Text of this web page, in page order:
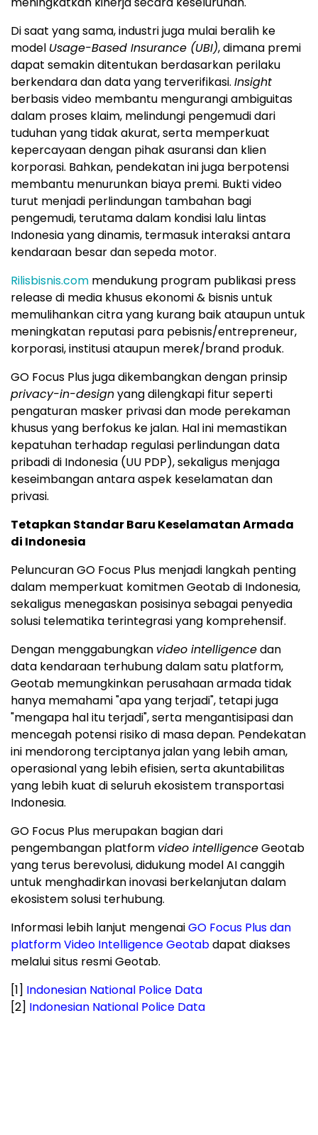
Di saat yang sama, industri juga mulai beralih ke
model Usage-Based Insurance (UBI), dimana premi
dapat semakin ditentukan berdasarkan perilaku
berkendara dan data yang terverifikasi. Insight
berbasis video membantu mengurangi ambiguitas
dalam proses klaim, melindungi pengemudi dari
tuduhan yang tidak akurat, serta memperkuat
kepercayaan dengan pihak asuransi dan klien
korporasi. Bahkan, pendekatan ini juga berpotensi
membantu menurunkan biaya premi. Bukti video
turut menjadi perlindungan tambahan bagi
pengemudi, terutama dalam kondisi lalu lintas
Indonesia yang dinamis, termasuk interaksi antara
kendaraan besar dan sepeda motor.
Rilisbisnis.com mendukung program publikasi press
release di media khusus ekonomi & bisnis untuk
memulihankan citra yang kurang baik ataupun untuk
meningkatan reputasi para pebisnis/entrepreneur,
korporasi, institusi ataupun merek/brand produk.
GO Focus Plus juga dikembangkan dengan prinsip
privacy-in-designyang dilengkapi fitur seperti
pengaturan masker privasi dan mode perekaman
khusus yang berfokus ke jalan. Hal ini memastikan
kepatuhan terhadap regulasi perlindungan data
pribadi di Indonesia (UU PDP), sekaligus menjaga
keseimbangan antara aspek keselamatan dan
privasi.
Tetapkan Standar Baru Keselamatan Armada
di Indonesia
Peluncuran GO Focus Plus menjadi langkah penting
dalam memperkuat komitmen Geotab di Indonesia,
sekaligus menegaskan posisinya sebagai penyedia
solusi telematika terintegrasi yang komprehensif.
Dengan menggabungkan video intelligencedan
data kendaraan terhubung dalam satu platform,
Geotab memungkinkan perusahaan armada tidak
hanya memahami "apa yang terjadi", tetapi juga
"mengapa hal itu terjadi", serta mengantisipasi dan
mencegah potensi risiko di masa depan. Pendekatan
ini mendorong terciptanya jalan yang lebih aman,
operasional yang lebih efisien, serta akuntabilitas
yang lebih kuat di seluruh ekosistem transportasi
Indonesia.
GO Focus Plus merupakan bagian dari
pengembangan platform video intelligenceGeotab
yang terus berevolusi, didukung model AI canggih
untuk menghadirkan inovasi berkelanjutan dalam
ekosistem solusi terhubung.
Informasi lebih lanjut mengenaiGO Focus Plus dan
platform Video Intelligence Geotabdapat diakses
melalui situs resmi Geotab.
[1] Indonesian National Police Data
[2] Indonesian National Police Data